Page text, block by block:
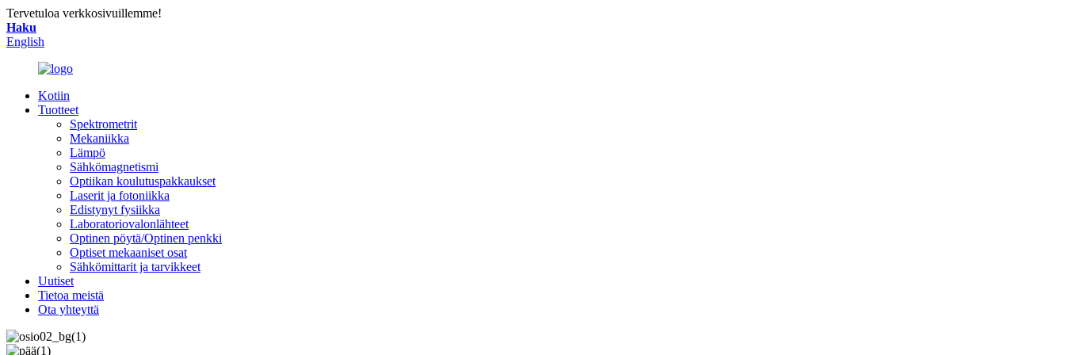
Tervetuloa verkkosivuillemme!
Haku
English
Kotiin
Tuotteet
Spektrometrit
Mekaniikka
Lämpö
Sähkömagnetismi
Optiikan koulutuspakkaukset
Laserit ja fotoniikka
Edistynyt fysiikka
Laboratoriovalonlähteet
Optinen pöytä/Optinen penkki
Optiset mekaaniset osat
Sähkömittarit ja tarvikkeet
Uutiset
Tietoa meistä
Ota yhteyttä